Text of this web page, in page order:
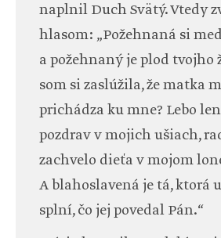
naplnil Duch Svätý. Vtedy
hlasom: „Požehnaná si
a požehnaný je plod tvojho
som si zaslúžila, že matka
prichádza ku mne? Lebo
pozdrav v mojich ušiach,
zachvelo dieťa v mojom
A blahoslavená je tá, ktorá
splní, čo jej povedal Pán.“